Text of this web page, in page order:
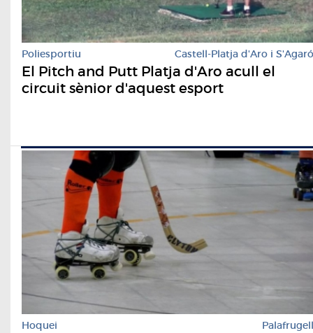
Poliesportiu Castell-Platja d'Aro i S'Agaró
El Pitch and Putt Platja d'Aro acull el
circuit sènior d'aquest esport
Hoquei Palafrugell